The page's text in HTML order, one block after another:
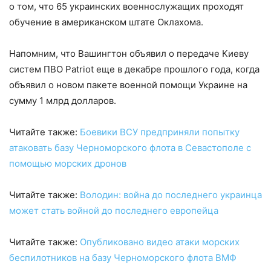
о том, что 65 украинских военнослужащих проходят
обучение в американском штате Оклахома.
Напомним, что Вашингтон объявил о передаче Киеву
систем ПВО Patriot еще в декабре прошлого года, когда
объявил о новом пакете военной помощи Украине на
сумму 1 млрд долларов.
Читайте также: Боевики ВСУ предприняли попытку
атаковать базу Черноморского флота в Севастополе с
помощью морских дронов
Читайте также: Володин: война до последнего украинца
может стать войной до последнего европейца
Читайте также: Опубликовано видео атаки морских
беспилотников на базу Черноморского флота ВМФ